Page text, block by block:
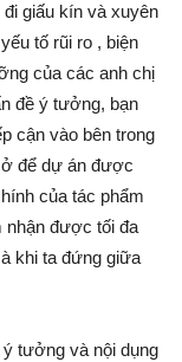
giấu kín và xuyên
tố rũi ro , biện
của các anh chị
đề ý tưởng, bạn
cận vào bên trong
để dự án được
của tác phẩm
nhận được tối đa
khi ta đứng giữa
tưởng và nội dụng